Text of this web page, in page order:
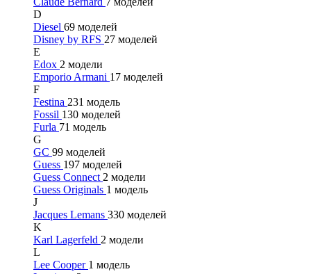
D
Diesel 69 моделей
Disney by RFS 27 моделей
E
Edox 2 модели
Emporio Armani 17 моделей
F
Festina 231 модель
Fossil 130 моделей
Furla 71 модель
G
GC 99 моделей
Guess 197 моделей
Guess Connect 2 модели
Guess Originals 1 модель
J
Jacques Lemans 330 моделей
K
Karl Lagerfeld 2 модели
L
Lee Cooper 1 модель